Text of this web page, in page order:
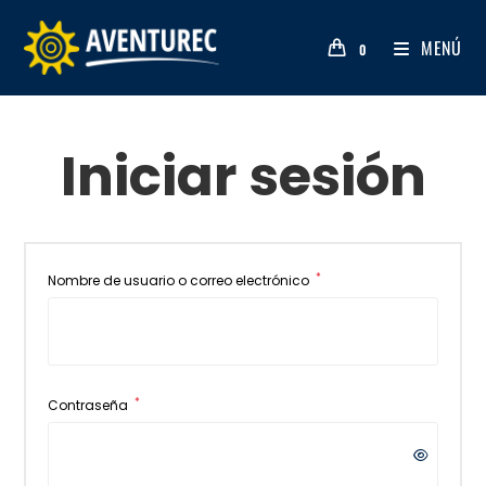
0 MENÚ
Iniciar sesión
Nombre de usuario o correo electrónico *
Contraseña *